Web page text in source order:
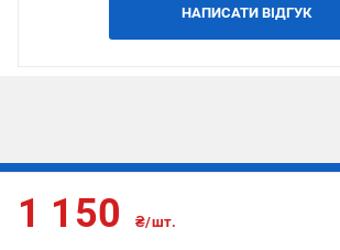
НАПИСАТИ ВІДГУК
1 150 ₴/шт.
Підписуйтесь, щоб дізнаватись першим про